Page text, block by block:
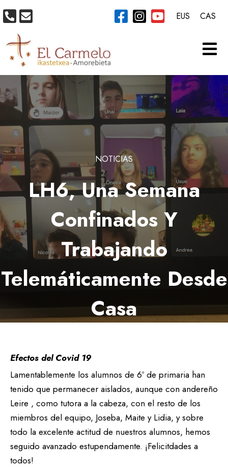
NOTICIAS
LH6, Una Semana
Confinados Y
Trabajando
Telemáticamente Desde
Casa
Efectos del Covid 19
Lamentablemente los alumnos de 6º de primaria han
tenido que permanecer aislados, aunque con andereño
Leire , como tutora a la cabeza, con el resto de los
miembros del equipo, Joseba, Maite y Lidia, y sobre
todo la excelente actitud de nuestros alumnos, hemos
seguido avanzado estupendamente. ¡Felicitdades a
todos!
EUS CAS